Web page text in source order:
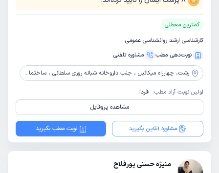
کمترین معطلی
کارشناسی ارشد روانشناسی عمومی
نوبت‌دهی مطب
مشاوره‌ تلفنی
رشت، چهارراه میکائیل ، جنب داروخانه شبانه روزی سلطانی ، ساختمان سهند ، طبقه 2 ، واحد 5
اولین نوبت آزاد مطب: فردا
مشاهده پروفایل
مشاوره آنلاین بگیرید نوبت مطب بگیرید
منیژه حسنی پورفلاح